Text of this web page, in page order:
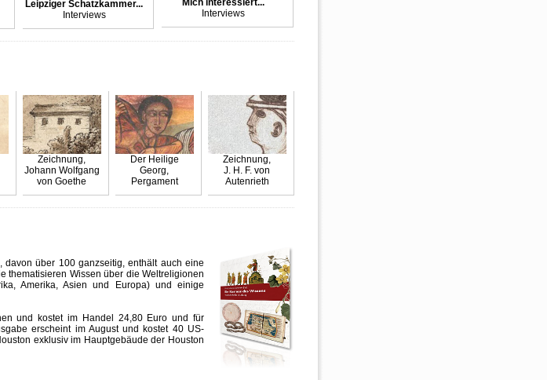
Leipziger Schatzkammer...
Interviews
Mich interessiert...
Interviews
Zeichnung,
Johann Wolfgang
von Goethe
Der Heilige
Georg,
Pergament
Zeichnung,
J. H. F. von
Autenrieth
über 100 ganzseitig, enthält auch eine
thematisieren Wissen über die Weltreligionen
Amerika, Asien und Europa) und einige
und kostet im Handel 24,80 Euro und für
erscheint im August und kostet 40 US-
exklusiv im Hauptgebäude der Houston